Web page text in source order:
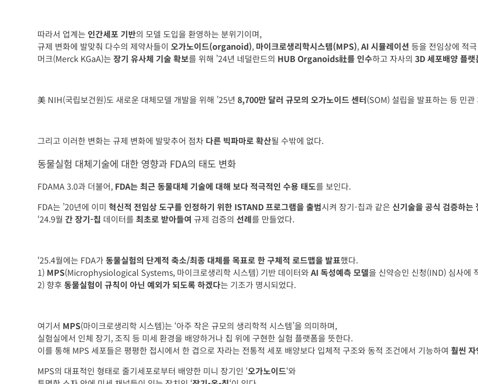
따라서 업계는 인간세포 기반의 모델 도입을 환영하는 분위기이며,
규제 변화에 발맞춰 다수의 제약사들이오가노이드(organoid), 마이크로생리학시스템(MPS),AI 시뮬레이션 등을 전임상에 적
머크(Merck KGaA)는장기 유사체 기술 확보를 위해 ’24년 네덜란드의 HUB Organoids社를 인수하고 자사의3D 세포배양 플
美 NIH(국립보건원)도 새로운 대체모델 개발을 위해 ’25년8,700만 달러 규모의 오가노이드 센터(SOM) 설립을 발표하는 등 민
그리고 이러한 변화는 규제 변화에 발맞추어 점차 다른 빅파마로 확산될 수밖에 없다.
동물실험 대체기술에 대한 영향과 FDA의 태도 변화
FDAMA 3.0과 더불어, FDA는 최근 동물대체 기술에 대해 보다 적극적인 수용 태도를 보인다.
FDA는 ’20년에 이미혁신적 전임상 도구를 인정하기 위한 ISTAND 프로그램을 출범시켜 장기-칩과 같은신기술을 공식 검증하는
‘24.9월간 장기-칩 데이터를최초로 받아들여 규제 검증의선례를 만들었다.
‘25.4월에는 FDA가동물실험의 단계적 축소/최종 대체를 목표로 한 구체적 로드맵을 발표했다.
1) MPS(Microphysiological Systems, 마이크로생리학 시스템) 기반 데이터와AI 독성예측 모델을 신약승인 신청(IND) 심사에
2) 향후동물실험이 규칙이 아닌 예외가 되도록 하겠다는 기조가 명시되었다.
여기서 MPS(마이크로생리학 시스템)는 ‘아주 작은 규모의 생리학적 시스템’을 의미하며,
실험실에서 인체 장기, 조직 등 미세 환경을 배양하거나 칩 위에 구현한 실험 플랫폼을 뜻한다.
이를 통해 MPS 세포들은 평평한 접시에서 한 겹으로 자라는 전통적 세포 배양보다 입체적 구조와 동적 조건에서 기능하여훨씬
MPS의 대표적인 형태로 줄기세포로부터 배양한 미니 장기인 ‘오가노이드‘와